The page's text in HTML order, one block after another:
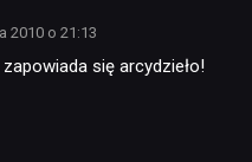
2010 o 21:13
się arcydzieło!